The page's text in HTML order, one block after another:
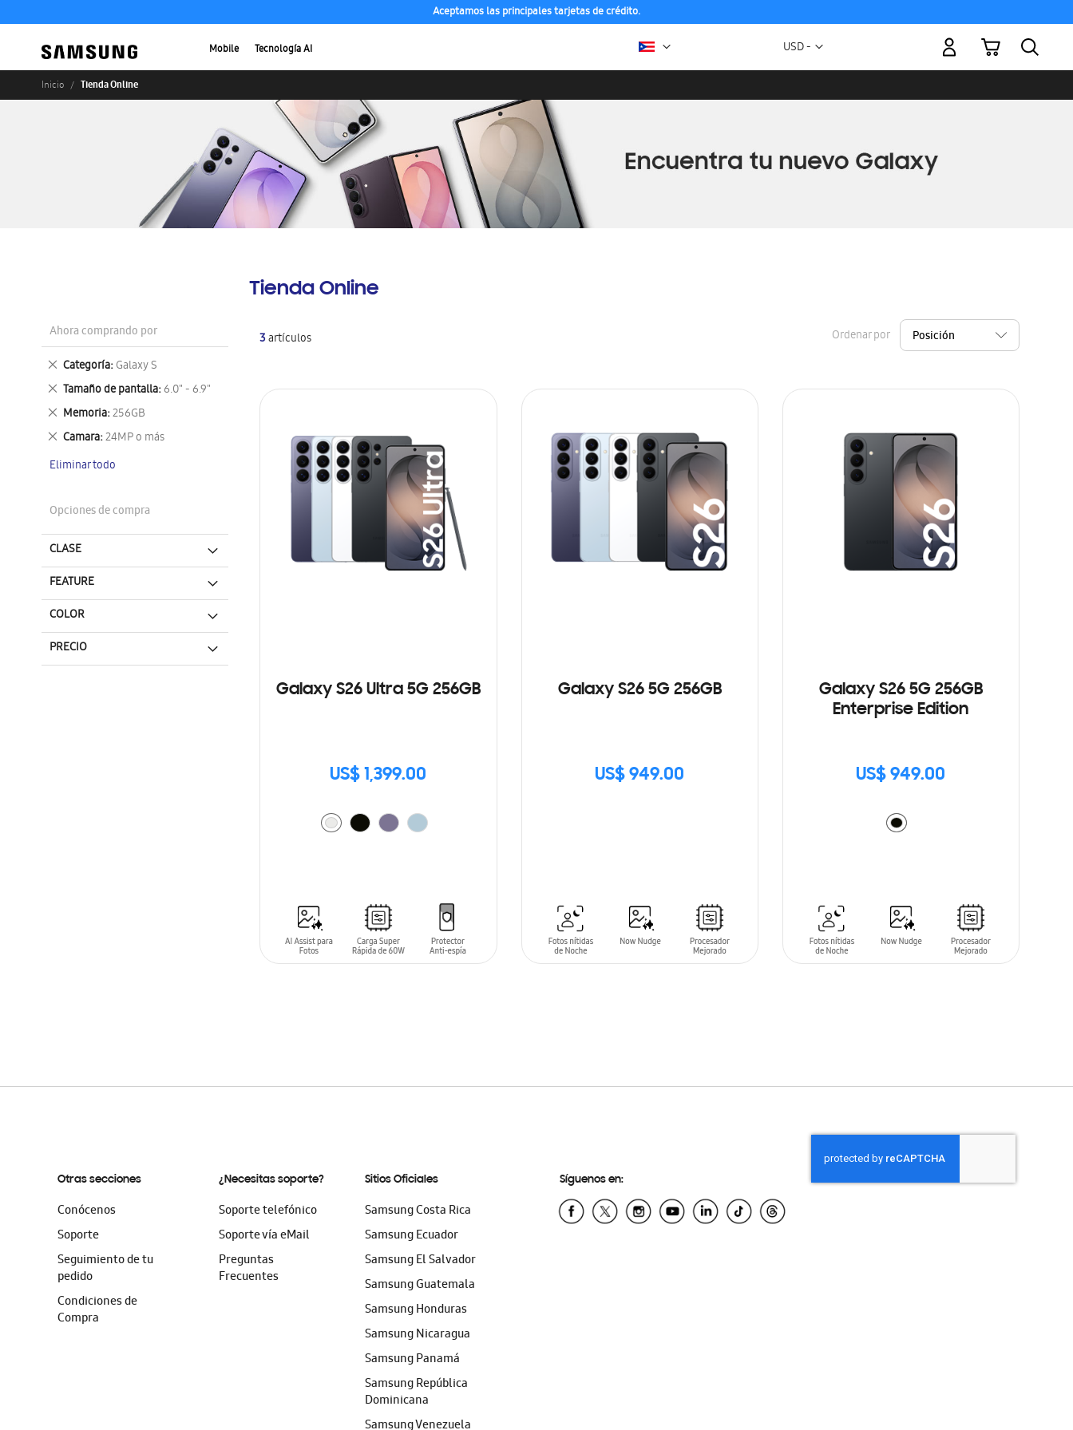
Aceptamos las principales tarjetas de crédito.
Mobile Tecnología AI Moneda
USD -
Mi carrito
Inicio Tienda Online
Tienda Online
3artículos Ordenar por
Galaxy S26 Ultra 5G 256GB
US$ 1,399.00
Galaxy S26 5G 256GB
US$ 949.00
SIN
Galaxy S26 5G 256GB
Enterprise Edition
US$ 949.00
Ahora comprando por
Categoría Galaxy S
Eliminar
este
artículo
Tamaño de pantalla 6.0" - 6.9"
Eliminar
este
artículo
Memoria 256GB
Eliminar
este
artículo
Camara 24MP o más
Eliminar
artículo
Eliminar todo
Opciones de compra
CLASE
FEATURE
COLOR
PRECIO
Otras secciones
Conócenos
Soporte
Seguimiento de tu
pedido
Condiciones de
Compra
¿Necesitas soporte?
Soporte telefónico
Soporte vía eMail
Preguntas
Frecuentes
Sitios Oficiales
Samsung Costa Rica
Samsung Ecuador
Samsung El Salvador
Samsung Guatemala
Samsung Honduras
Samsung Nicaragua
Samsung Panamá
Samsung República
Dominicana
Samsung Venezuela
Síguenos en: